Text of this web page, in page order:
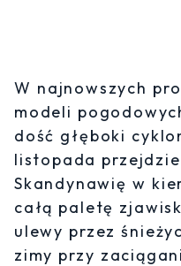
W najnowszych
modeli
dość głęboki
listopada
Skandynawię w
całą paletę
ulewy przez
zimy przy